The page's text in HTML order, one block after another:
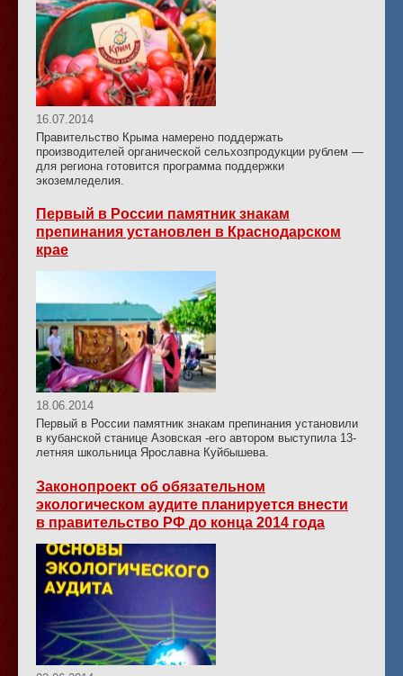
16.07.2014
Правительство Крыма намерено поддержать
производителей органической сельхозпродукции рублем —
для региона готовится программа поддержки
экоземледелия.
Первый в России памятник знакам
препинания установлен в Краснодарском
крае
18.06.2014
Первый в России памятник знакам препинания установили
в кубанской станице Азовская -его автором выступила 13-
летняя школьница Ярославна Куйбышева.
Законопроект об обязательном
экологическом аудите планируется внести
в правительство РФ до конца 2014 года